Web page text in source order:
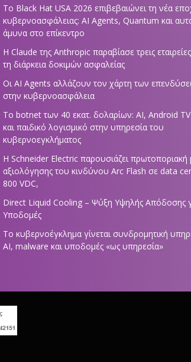
Το Black Hat USA 2026 επιβεβαιώνει τη νέα
κυβερνοασφάλειας: AI Agents, Quantum και
άμυνα στο επίκεντρο
Η Claude της Anthropic παραβίασε τρεις
τη διάρκεια δοκιμών ασφαλείας
Οι AI Agents αλλάζουν τον χάρτη των
στην κυβερνοασφάλεια
Το botnet των 40 εκατ. δολαρίων: AI, Android
και παιδικό λογισμικό στην υπηρεσία του
κυβερνοεγκλήματος
Η Schneider Electric παρουσιάζει πρωτοποριακή
αξιολόγησης του κινδύνου Arc Flash σε data
800 VDC,
Direct Liquid Cooling – Ψύξη Υψηλής Απόδοσης
Υποδομές
Το κυβερνοέγκλημα γίνεται συνδρομητική
AI, malware και υποδομές «ως υπηρεσία»